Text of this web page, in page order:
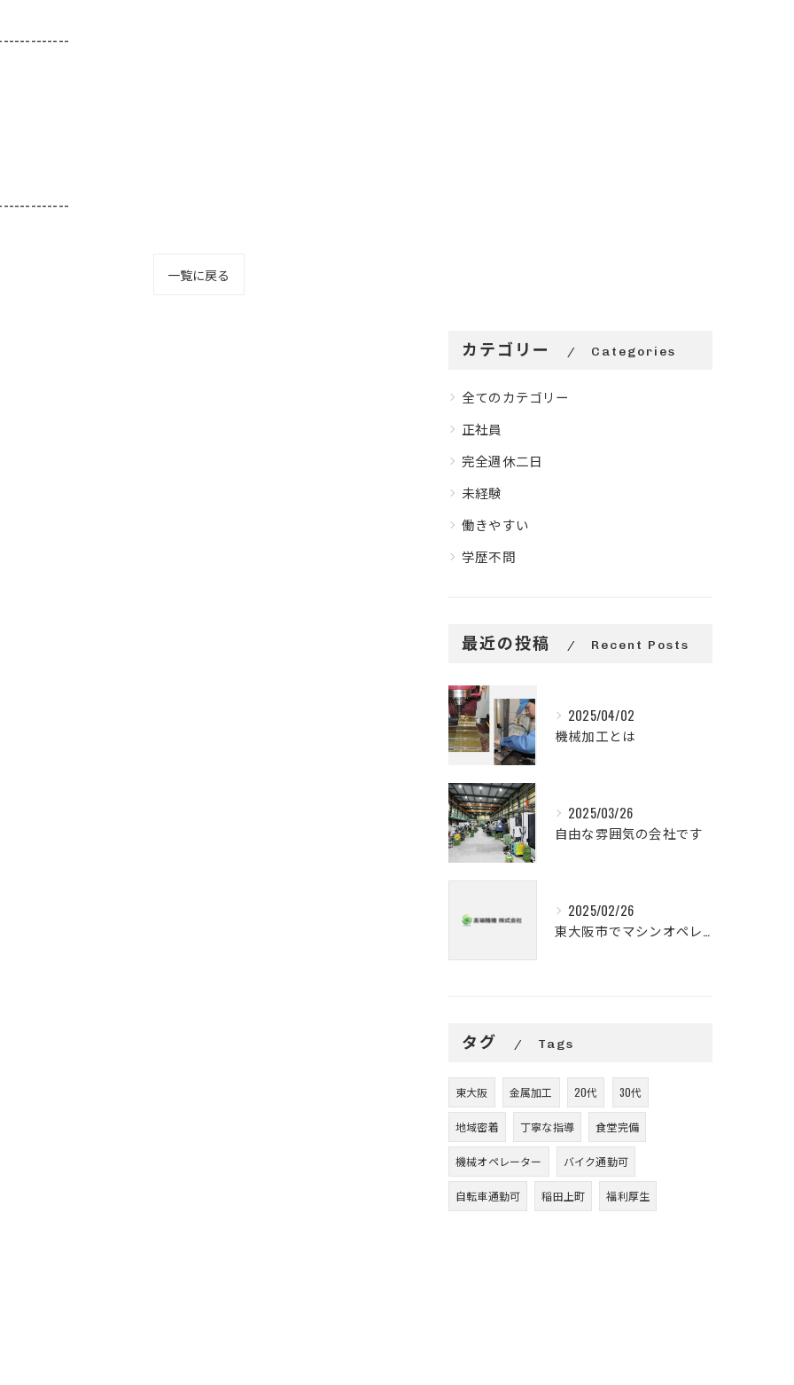
一覧に戻る
カテゴリー Categories
全てのカテゴリー
正社員
完全週休二日
未経験
働きやすい
学歴不問
最近の投稿 Recent Posts
2025/04/02
機械加工とは
2025/03/26
自由な雰囲気の会社です
2025/02/26
東大阪市でマシンオペレーターのお仕事を正社員で挑戦してみませんか。
タグ Tags
東大阪 金属加工 20代 30代
地域密着 丁寧な指導 食堂完備
機械オペレーター バイク通勤可
自転車通勤可 稲田上町 福利厚生